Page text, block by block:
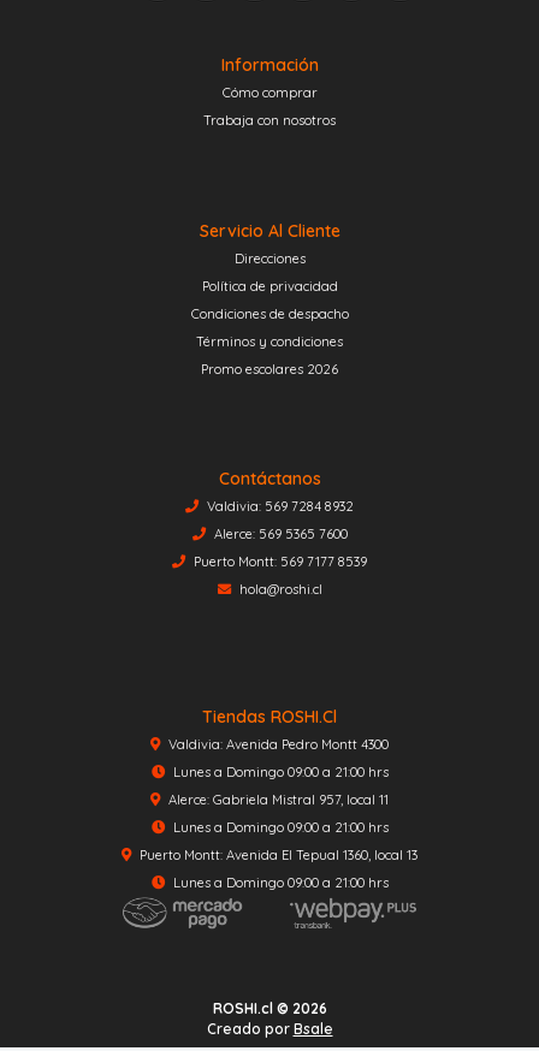
Información
Cómo comprar
Trabaja con nosotros
Servicio Al Cliente
Direcciones
Política de privacidad
Condiciones de despacho
Términos y condiciones
Promo escolares 2026
Contáctanos
Valdivia: 569 7284 8932
Alerce: 569 5365 7600
Puerto Montt: 569 7177 8539
hola@roshi.cl
Tiendas ROSHI.cl
Valdivia: Avenida Pedro Montt 4300
Lunes a Domingo 09:00 a 21:00 hrs
Alerce: Gabriela Mistral 957, local 11
Lunes a Domingo 09:00 a 21:00 hrs
Puerto Montt: Avenida El Tepual 1360, local 13
Lunes a Domingo 09:00 a 21:00 hrs
ROSHI.cl © 2026
Creado por Bsale